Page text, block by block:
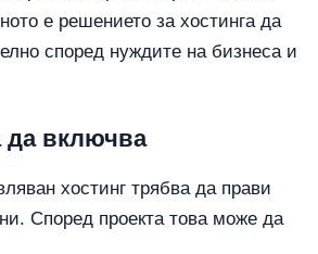
е решението за хостинга да
според нуждите на бизнеса и
да включва
хостинг трябва да прави
Според проекта това може да